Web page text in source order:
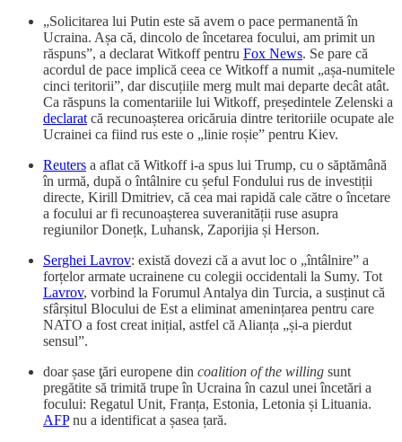
„Solicitarea lui Putin este să avem o pace permanentă în
Ucraina. Așa că, dincolo de încetarea focului, am primit un
răspuns”, a declarat Witkoff pentru Fox News. Se pare că
acordul de pace implică ceea ce Witkoff a numit „așa-numitele
cinci teritorii”, dar discuțiile merg mult mai departe decât atât.
Ca răspuns la comentariile lui Witkoff, președintele Zelenski a
declarat că recunoașterea oricăruia dintre teritoriile ocupate ale
Ucrainei ca fiind rus este o „linie roșie” pentru Kiev.
Reuters a aflat că Witkoff i-a spus lui Trump, cu o săptămână
în urmă, după o întâlnire cu șeful Fondului rus de investiții
directe, Kirill Dmitriev, că cea mai rapidă cale către o încetare
a focului ar fi recunoașterea suveranității ruse asupra
regiunilor Donețk, Luhansk, Zaporijia și Herson.
Serghei Lavrov: există dovezi că a avut loc o „întâlnire” a
forțelor armate ucrainene cu colegii occidentali la Sumy. Tot
Lavrov, vorbind la Forumul Antalya din Turcia, a susținut că
sfârșitul Blocului de Est a eliminat amenințarea pentru care
NATO a fost creat inițial, astfel că Alianța „și-a pierdut
sensul”.
doar șase ţări europene din coalition of the willing sunt
pregătite să trimită trupe în Ucraina în cazul unei încetări a
focului: Regatul Unit, Franța, Estonia, Letonia și Lituania.
AFPnu a identificat a șasea țară.